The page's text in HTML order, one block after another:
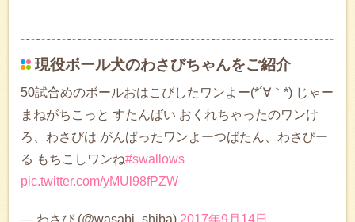
現役ボール犬のわさびちゃんをご紹介
50試合めのボールおはこびしたワンよー(*´∀｀*) じゃー
まねがちこっと すたんばい おくれちゃったのワンけ
ろ、わさびは がんばったワンよーつばたん、わさびー
る もちこしワンね#swallows
pic.twitter.com/yMUl98fPZW